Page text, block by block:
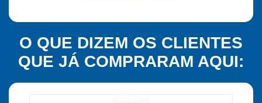
O QUE DIZEM OS CLIENTES
QUE JÁ COMPRARAM AQUI: